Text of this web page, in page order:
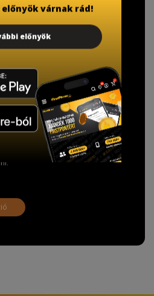
adattörlő kódot
érdekében!
a kereskedő minden tartós
köteles ingyenes
előnyök várnak rád!
előnyök